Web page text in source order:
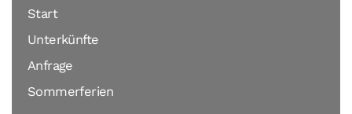
Start
Unterkünfte
Anfrage
Sommerferien